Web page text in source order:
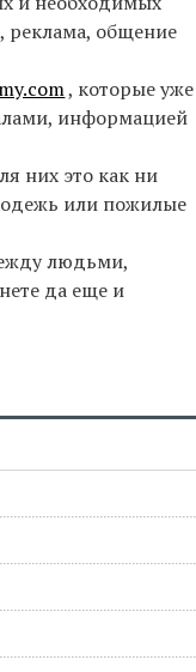
реклама, общение
, которые уже
информацией
них это как ни
или пожилые
людьми,
да еще и